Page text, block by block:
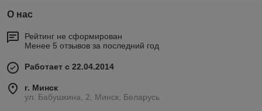
О нас
Рейтинг не сформирован
Менее 5 отзывов за последний год
Работает с 22.04.2014
г. Минск
ул. Бабушкина, 2, Минск, Беларусь